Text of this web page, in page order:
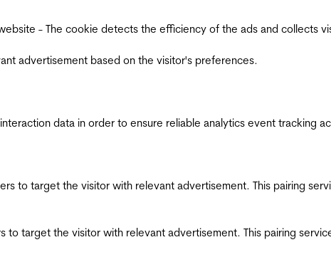
- The cookie detects the efficiency of the ads and collects
advertisement based on the visitor's preferences.
data in order to ensure reliable analytics event tracking
to target the visitor with relevant advertisement. This pairing
to target the visitor with relevant advertisement. This pairing